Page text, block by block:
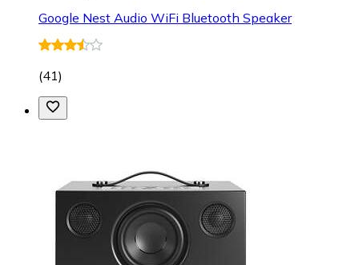
Google Nest Audio WiFi Bluetooth Speaker
(41)